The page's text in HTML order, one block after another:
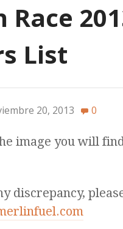
Race
List
20, 2013 0
image you will
discrepancy,